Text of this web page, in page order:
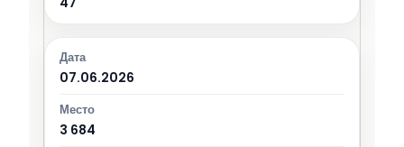
07.06.2026
3 684